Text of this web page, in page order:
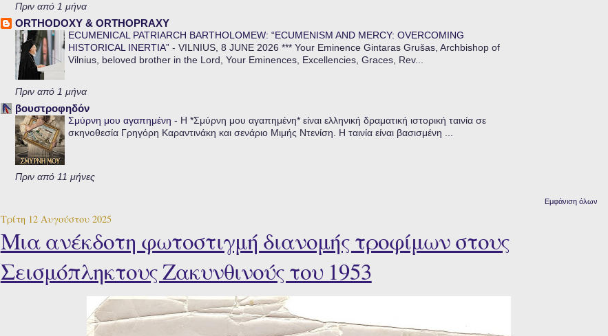
Πριν από 1 μήνα
ORTHODOXY & ORTHOPRAXY
ECUMENICAL PATRIARCH BARTHOLOMEW: “ECUMENISM AND MERCY: OVERCOMING
HISTORICAL INERTIA” - VILNIUS, 8 JUNE 2026 *** Your Eminence Gintaras Grušas, Archbishop of
Vilnius, beloved brother in the Lord, Your Eminences, Excellencies, Graces, Rev...
Πριν από 1 μήνα
βουστροφηδόν
Σμύρνη μου αγαπημένη - Η *Σμύρνη μου αγαπημένη* είναι ελληνική δραματική ιστορική ταινία σε
σκηνοθεσία Γρηγόρη Καραντινάκη και σενάριο Μιμής Ντενίση. Η ταινία είναι βασισμένη ...
Πριν από 11 μήνες
Εμφάνιση όλων
Τρίτη 12 Αυγούστου 2025
Μια ανέκδοτη φωτοστιγμή διανομής τροφίμων στους
Σεισμόπληκτους Ζακυνθινούς του 1953